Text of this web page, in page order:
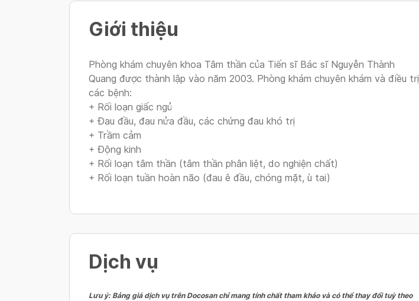
Giới thiệu
Phòng khám chuyên khoa Tâm thần của Tiến sĩ Bác sĩ Nguyễn Thành
Quang được thành lập vào năm 2003. Phòng khám chuyên khám và điều trị
các bệnh:
+ Rối loạn giấc ngủ
+ Đau đầu, đau nửa đầu, các chứng đau khó trị
+ Trầm cảm
+ Động kinh
+ Rối loạn tâm thần (tâm thần phân liệt, do nghiện chất)
+ Rối loạn tuần hoàn não (đau ê đầu, chóng mặt, ù tai)
Dịch vụ
Lưu ý: Bảng giá dịch vụ trên Docosan chỉ mang tính chất tham khảo và có thể thay đổi tuỳ theo